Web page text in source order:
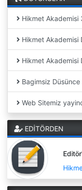
Hikmet Akademisi
Hikmet Akademisi
Hikmet Akademisi
Bagimsiz Düsünce
Web Sitemiz
EDİTÖRDEN